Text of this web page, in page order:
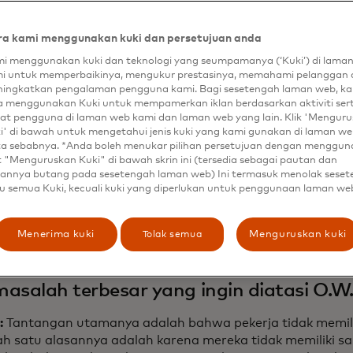
biaya perawatan kesehatan, dan memulai
tujuan menghasilkan kekayaan sebesar $20
2030 untuk mendorong ketahanan ekonomi.
denganMastercard Center for Inclusive Growth
FinWell, yang mengumpulkan wawasan tentang
secara finansial. Upaya yang diperluas ini dapat
wawasan tersebut menjadi inisiatif kesejahteraan
ketahanan dan stabilitas yang dibutuhkan untuk
kepemilikan dan memaksimalkan ekuitas yang
dengan Shamina Singh, pendiri dan
dengan Mastercard Newsroom mengapa
ekonomi dan AI memperkuat argumen untuk
terbesar yang ingin diatasi
Tantangan utamanya adalah bahwa pekerja tidak
satu alasannya adalah karena mereka tidak memiliki
kami menggunakan kuki dan persetujuan anda
menggunakan kuki dan teknologi yang seumpamanya (‘Kuki’) di
untuk memperbaikinya, mengukur prestasinya, memahami pelanggan
pengalaman pengguna kami. Bagi sesetengah laman web,
menggunakan Kuki untuk mempamerkan iklan berdasarkan aktiviti
pengguna di laman web kami dan laman web yang lain. Klik
di bawah untuk mengetahui jenis kuki yang kami gunakan di laman
sebabnya. *Anda boleh menukar pilihan persetujuan dengan
"Menguruskan Kuki" di bawah skrin ini (tersedia sebagai pautan dan
butang pada sesetengah laman web) Ini termasuk menolak
semua Kuki, kecuali kuki yang diperlukan untuk penggunaan laman
Menerima kuki Tolak semua Menguruskan kuki